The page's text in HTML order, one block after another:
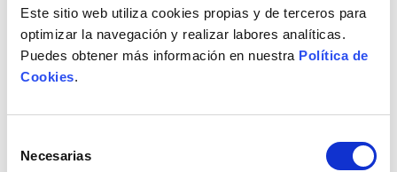
Este sitio web utiliza cookies propias y de terceros para
optimizar la navegación y realizar labores analíticas.
Puedes obtener más información en nuestra Política de
Cookies.
Necesarias
Personalización de Ropa Laboral
Ofrecemos servicios de personalización de ropa laboral